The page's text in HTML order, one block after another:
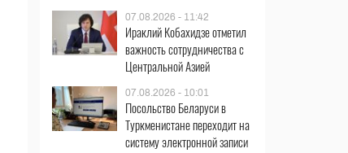
07.08.2026 - 11:42
Ираклий Кобахидзе отметил
важность сотрудничества с
Центральной Азией
07.08.2026 - 10:01
Посольство Беларуси в
Туркменистане переходит на
систему электронной записи